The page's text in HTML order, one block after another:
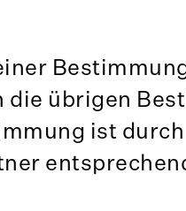
übrigen
ist durch